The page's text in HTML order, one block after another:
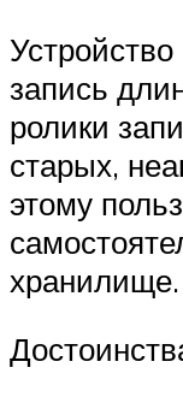
запись
ролики
старых,
этому
хранилище.